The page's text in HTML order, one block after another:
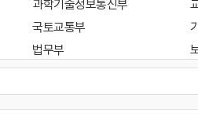
과학기술정보통신부
국토교통부
법무부
외교부
해양수산부